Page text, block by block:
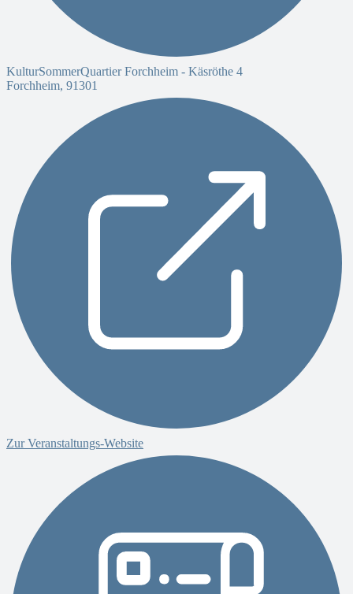
KulturSommerQuartier Forchheim - Käsröthe 4
Forchheim, 91301
Zur Veranstaltungs-Website